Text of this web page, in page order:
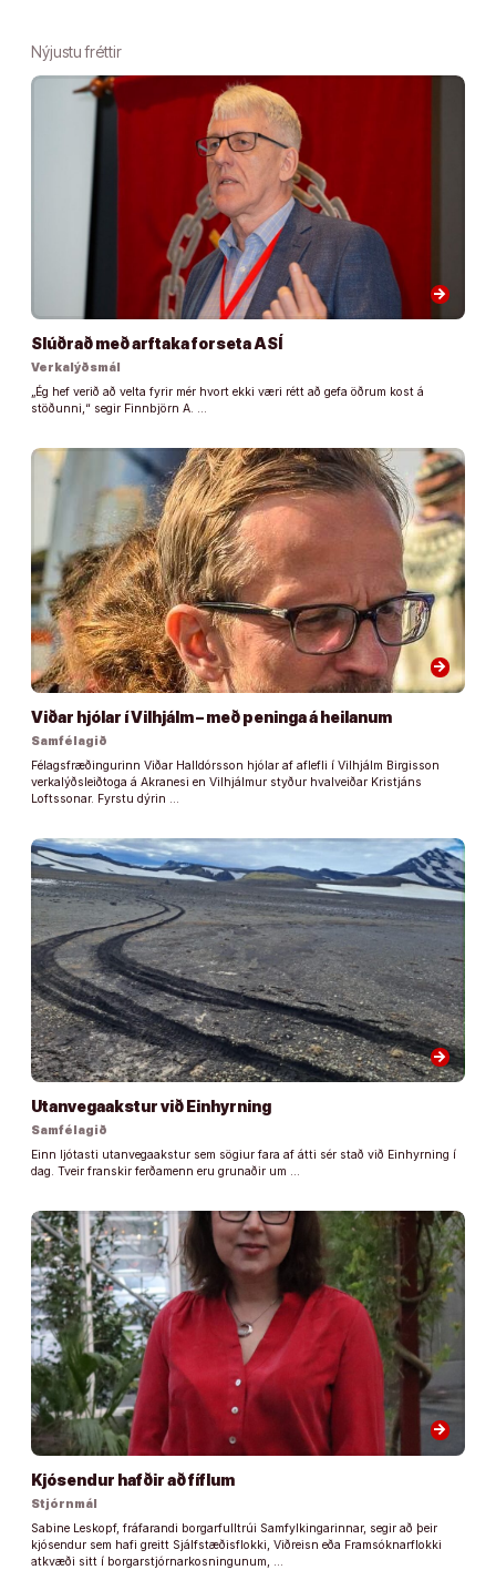
Nýjustu fréttir
arrow_forward
Slúðrað með arftaka forseta ASÍ
Verkalýðsmál
„Ég hef verið að velta fyrir mér hvort ekki væri rétt að gefa öðrum kost á
stöðunni,“ segir Finnbjörn A. …
arrow_forward
Viðar hjólar í Vilhjálm – með peninga á heilanum
Samfélagið
Félagsfræðingurinn Viðar Halldórsson hjólar af aflefli í Vilhjálm Birgisson
verkalýðsleiðtoga á Akranesi en Vilhjálmur styður hvalveiðar Kristjáns
Loftssonar. Fyrstu dýrin …
arrow_forward
Utanvegaakstur við Einhyrning
Samfélagið
Einn ljótasti utanvegaakstur sem sögiur fara af átti sér stað við Einhyrning í
dag. Tveir franskir ferðamenn eru grunaðir um …
arrow_forward
Kjósendur hafðir að fíflum
Stjórnmál
Sabine Leskopf, fráfarandi borgarfulltrúi Samfylkingarinnar, segir að þeir
kjósendur sem hafi greitt Sjálfstæðisflokki, Viðreisn eða Framsóknarflokki
atkvæði sitt í borgarstjórnarkosningunum, …